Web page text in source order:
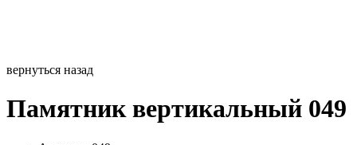
вернуться назад
Памятник вертикальный 049